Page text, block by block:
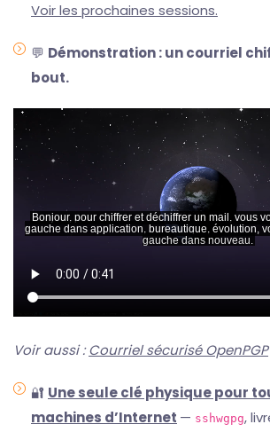
Voir les prochaines sessions.
💬 Démonstration : un courriel
bout.
Voir aussi :Courriel sécurisé OpenPGP
🔐 Une seule clé physique pour
machines d’Internet — sshwgpg,